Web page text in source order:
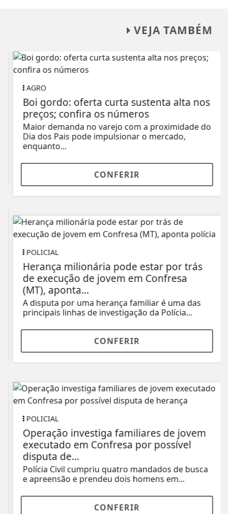
VEJA TAMBÉM
AGRO
Boi gordo: oferta curta sustenta alta nos
preços; confira os números
Maior demanda no varejo com a proximidade do
Dia dos Pais pode impulsionar o mercado,
enquanto...
CONFERIR
POLICIAL
Herança milionária pode estar por trás
de execução de jovem em Confresa
(MT), aponta...
A disputa por uma herança familiar é uma das
principais linhas de investigação da Polícia...
CONFERIR
POLICIAL
Operação investiga familiares de jovem
executado em Confresa por possível
disputa de...
Polícia Civil cumpriu quatro mandados de busca
e apreensão e prendeu dois homens em...
CONFERIR